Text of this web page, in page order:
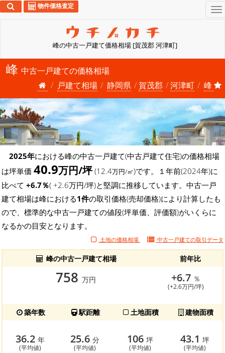
峰の中古一戸建て価格相場 [賀茂郡 河津町]
物件価格査定
峰 中古一戸建ての価格相場
戸建て相場
静岡県 賀茂郡 河津町 峰
2025年における峰の中古一戸建て(中古戸建て住宅)の価格相場
は坪単価 40.9万円/坪(12.4万円/㎡)です。１年前(2024年)に
比べて +6.7％( +2.6万円/坪)と堅調に推移しています。中古一戸
建て相場は峰における1件の取引価格(売却価格)により計算したも
ので、標準的な中古一戸建ての値段(坪単価、評価額)がいくらに
なるかの目安となります。
土地の価格相場 中古一戸建ての取引データ
峰の中古一戸建て相場 前年比
758 万円 +6.7 ％
(+2.6万円/坪)
築年数 駅距離 土地面積 建物面積
36.2 年
(平均値)
25.6分
(平均値)
106 坪
(平均値)
43.1坪
(平均値)